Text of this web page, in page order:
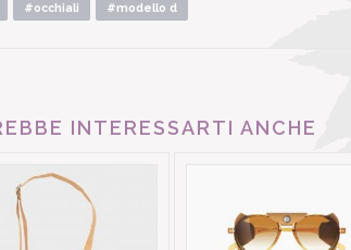
#occhiali #modello d
INTERESSARTI ANCHE